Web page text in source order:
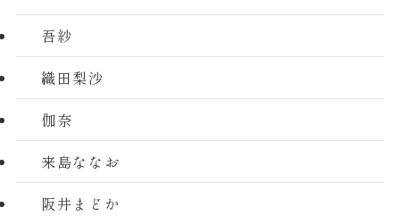
吾紗
織田梨沙
伽奈
来島ななお
阪井まどか